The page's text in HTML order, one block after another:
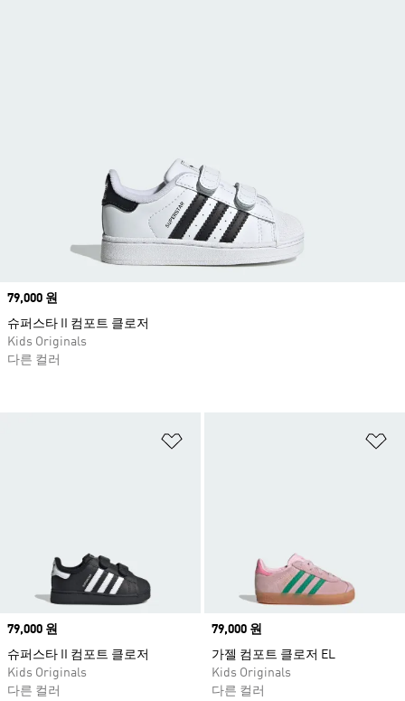
Price
79,000 원
슈퍼스타 II 컴포트 클로저
Kids Originals
다른 컬러
Price
79,000 원
가젤 컴포트 클로저 EL
Kids Originals
다른 컬러
Price
79,000 원
슈퍼스타 II 컴포트 클로저
Kids Originals
다른 컬러